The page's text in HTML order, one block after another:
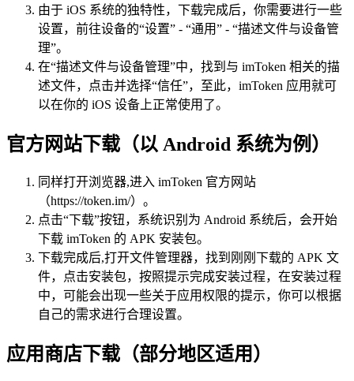
由于 iOS 系统的独特性，下载完成后，你需要进行一些
设置，前往设备的“设置” - “通用” - “描述文件与设备管
理”。
在“描述文件与设备管理”中，找到与 imToken 相关的描
述文件，点击并选择“信任”，至此，imToken 应用就可
以在你的 iOS 设备上正常使用了。
官方网站下载（以 Android 系统为例）
同样打开浏览器,进入 imToken 官方网站
（https://token.im/）。
点击“下载”按钮，系统识别为 Android 系统后，会开始
下载 imToken 的 APK 安装包。
下载完成后,打开文件管理器，找到刚刚下载的 APK 文
件，点击安装包，按照提示完成安装过程，在安装过程
中，可能会出现一些关于应用权限的提示，你可以根据
自己的需求进行合理设置。
应用商店下载（部分地区适用）